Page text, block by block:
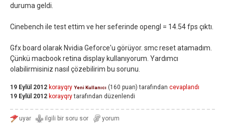
duruma geldi.
Cinebench ile test ettim ve her seferinde opengl = 14.54 fps çıktı.
Gfx board olarak Nvidia Geforce'u görüyor. smc reset atamadım.
Çünkü macbook retina display kullanıyorum. Yardımcı
olabilirmisiniz nasıl çözebilirim bu sorunu.
19 Eylül 2012 korayqry Yeni Kullanıcı (160 puan) tarafından cevaplandı
19 Eylül 2012 korayqrytarafından düzenlendi